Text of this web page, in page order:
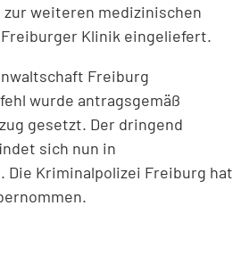
weiteren medizinischen
Klinik eingeliefert.
Freiburg
wurde antragsgemäß
gesetzt. Der dringend
sich nun in
Die Kriminalpolizei Freiburg hat